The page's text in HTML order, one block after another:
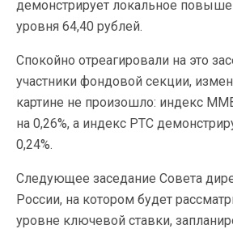
демонстрирует локальное
уровня 64,40 рублей.
Спокойно отреагировали на это
участники фондовой секции,
картине не произошло: индекс
на 0,26%, а индекс РТС
0,24%.
Следующее заседание Совета
России, на котором будет
уровне ключевой ставки,